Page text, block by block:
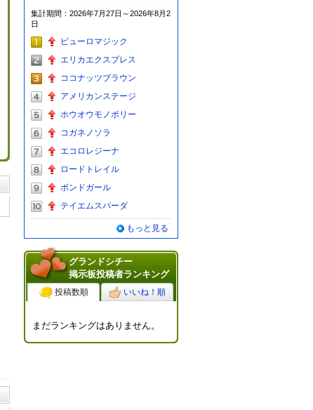
グ
集計期間：2026年7月27日～2026年8月2
日
ピューロマジック
エリカエクスプレス
ココナッツブラウン
アメリカンステージ
ホウオウモノポリー
コガネノソラ
エコロレジーナ
ロードトレイル
ボンドガール
テイエムスパーダ
もっと見る
グランドシチー
掲示板投稿者ランキング
投稿数順 いいね！順
まだランキングはありません。